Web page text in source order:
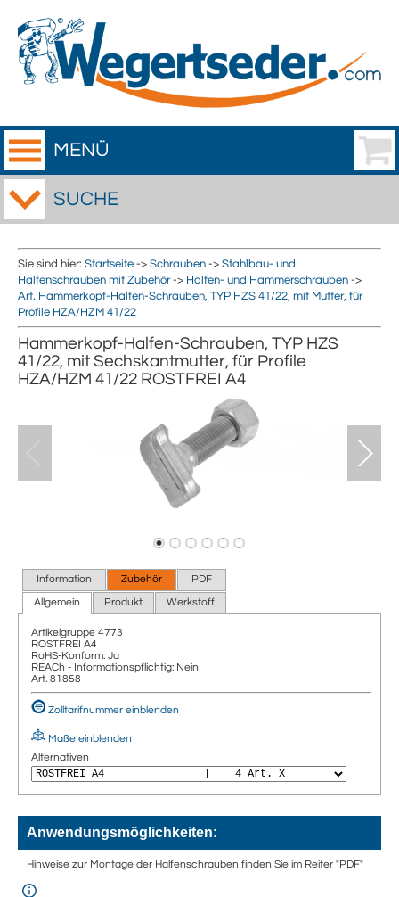
MENÜ
SUCHE
Sie sind hier: Startseite -> Schrauben -> Stahlbau- und
Halfenschrauben mit Zubehör-> Halfen- und Hammerschrauben ->
Art. Hammerkopf-Halfen-Schrauben, TYP HZS 41/22, mit Mutter, für
Profile HZA/HZM 41/22
Hammerkopf-Halfen-Schrauben, TYP HZS
41/22, mit Sechskantmutter, für Profile
HZA/HZM 41/22 ROSTFREI A4
Information Zubehör
PDF
Allgemein
Produkt Werkstoff
Artikelgruppe 4773
ROSTFREI A4
RoHS-Konform: Ja
REACh - Informationspflichtig: Nein
Art. 81858
Zolltarifnummer einblenden
Maße einblenden
Alternativen
Anwendungsmöglichkeiten:
Hinweise zur Montage der Halfenschrauben finden Sie im Reiter "PDF"